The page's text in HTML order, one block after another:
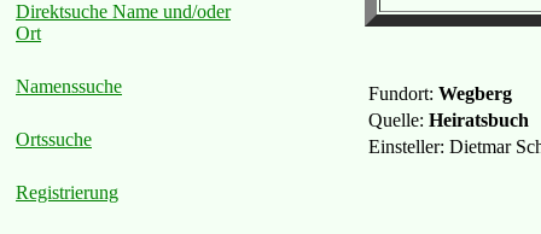
Direktsuche Name und/oder
Ort
Namenssuche
Ortssuche
Registrierung
Fundort: Wegberg
Quelle: Heiratsbuch
Einsteller: Dietmar